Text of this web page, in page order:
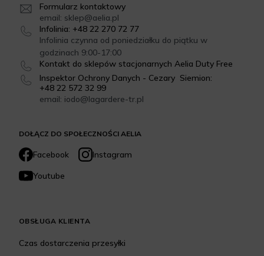
DOŁĄCZ DO SPOŁECZNOŚCI AELIA
Facebook
Instagram
Youtube
Formularz kontaktowy
email: sklep@aelia.pl
Infolinia: +48 22 270 72 77
Infolinia czynna od poniedziałku do piątku w
godzinach 9:00-17:00
Kontakt do sklepów stacjonarnych Aelia Duty Free
Inspektor Ochrony Danych - Cezary Siemion:
+48 22 572 32 99
email: iodo@lagardere-tr.pl
OBSŁUGA KLIENTA
Czas dostarczenia przesyłki